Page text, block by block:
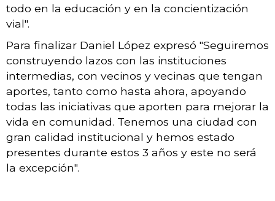
todo en la educación y en la concientización
vial".
Para finalizar Daniel López expresó "Seguiremos
construyendo lazos con las instituciones
intermedias, con vecinos y vecinas que tengan
aportes, tanto como hasta ahora, apoyando
todas las iniciativas que aporten para mejorar la
vida en comunidad. Tenemos una ciudad con
gran calidad institucional y hemos estado
presentes durante estos 3 años y este no será
la excepción".